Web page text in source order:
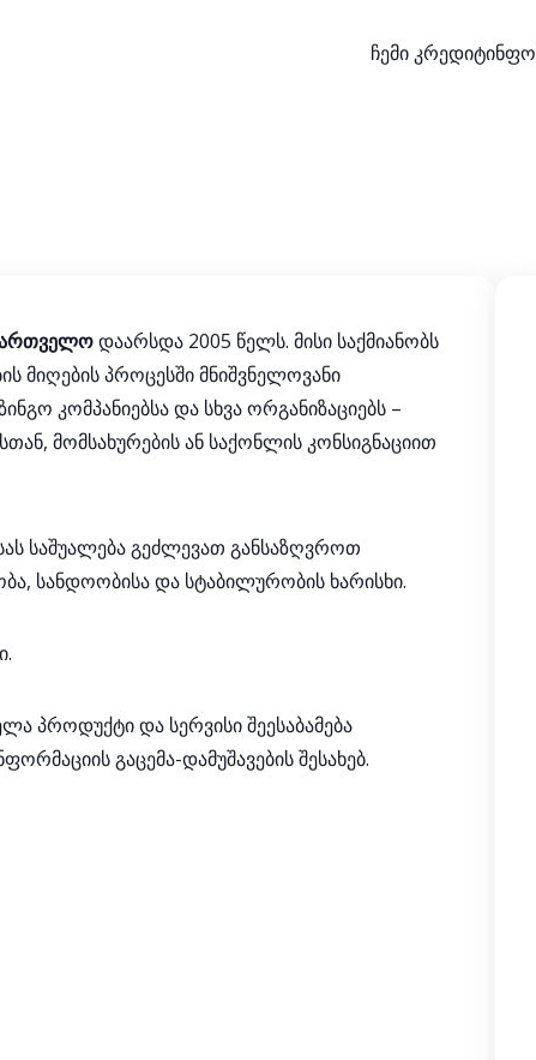
ჩემი კრედიტინფო
დაარსდა 2005 წელს. მისი საქმიანობს
მიღების პროცესში მნიშვნელოვანი
კომპანიებსა და სხვა ორგანიზაციებს –
მომსახურების ან საქონლის კონსიგნაციით
საშუალება გეძლევათ განსაზღვროთ
სანდოობისა და სტაბილურობის ხარისხი.
პროდუქტი და სერვისი შეესაბამება
გაცემა-დამუშავების შესახებ.